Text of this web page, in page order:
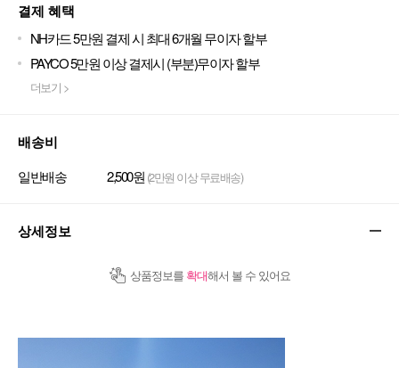
결제 혜택
NH카드 5만원 결제 시 최대 6개월 무이자 할부
PAYCO 5만원 이상 결제시 (부분)무이자 할부
더보기 >
배송비
일반배송 2,500원 (2만원 이상 무료배송)
상세정보
상품정보를 확대해서 볼 수 있어요